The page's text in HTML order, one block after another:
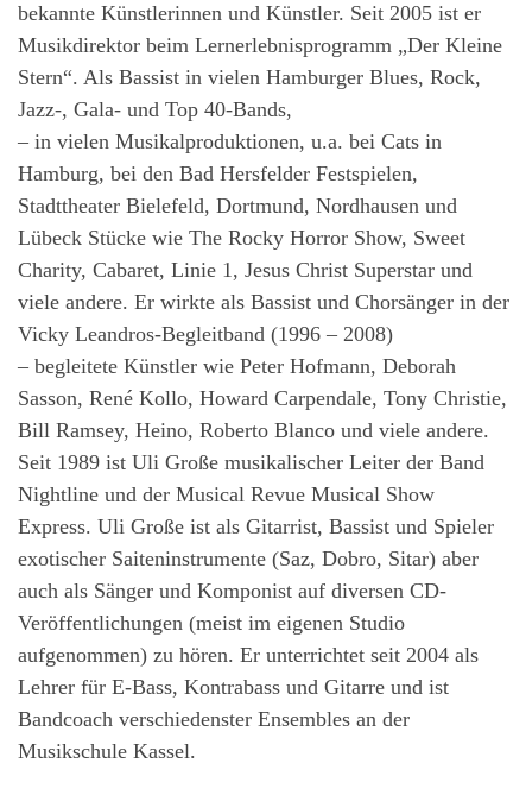
bekannte Künstlerinnen und Künstler. Seit 2005 ist er
Musikdirektor beim Lernerlebnisprogramm „Der Kleine
Stern“. Als Bassist in vielen Hamburger Blues, Rock,
Jazz-, Gala- und Top 40-Bands,
– in vielen Musikalproduktionen, u.a. bei Cats in
Hamburg, bei den Bad Hersfelder Festspielen,
Stadttheater Bielefeld, Dortmund, Nordhausen und
Lübeck Stücke wie The Rocky Horror Show, Sweet
Charity, Cabaret, Linie 1, Jesus Christ Superstar und
viele andere. Er wirkte als Bassist und Chorsänger in der
Vicky Leandros-Begleitband (1996 – 2008)
– begleitete Künstler wie Peter Hofmann, Deborah
Sasson, René Kollo, Howard Carpendale, Tony Christie,
Bill Ramsey, Heino, Roberto Blanco und viele andere.
Seit 1989 ist Uli Große musikalischer Leiter der Band
Nightline und der Musical Revue Musical Show
Express. Uli Große ist als Gitarrist, Bassist und Spieler
exotischer Saiteninstrumente (Saz, Dobro, Sitar) aber
auch als Sänger und Komponist auf diversen CD-
Veröffentlichungen (meist im eigenen Studio
aufgenommen) zu hören. Er unterrichtet seit 2004 als
Lehrer für E-Bass, Kontrabass und Gitarre und ist
Bandcoach verschiedenster Ensembles an der
Musikschule Kassel.